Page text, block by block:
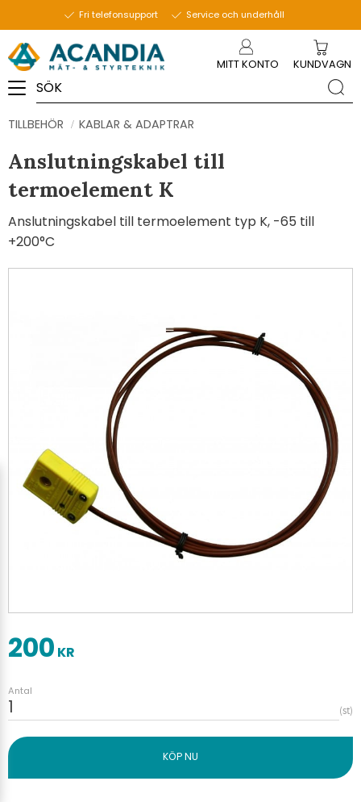
Fri telefonsupport Service och underhåll
MITT KONTO KUNDVAGN
TILLBEHÖR KABLAR & ADAPTRAR
Anslutningskabel till
termoelement K
Anslutningskabel till termoelement typ K, -65 till
+200°C
200 KR
Antal
st